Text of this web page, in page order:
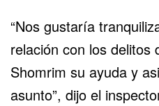
“Nos gustaría
relación con los delitos
Shomrim su ayuda y
asunto”, dijo el